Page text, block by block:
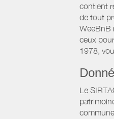
contient
de tout
WeeBnB
ceux
1978,
Le